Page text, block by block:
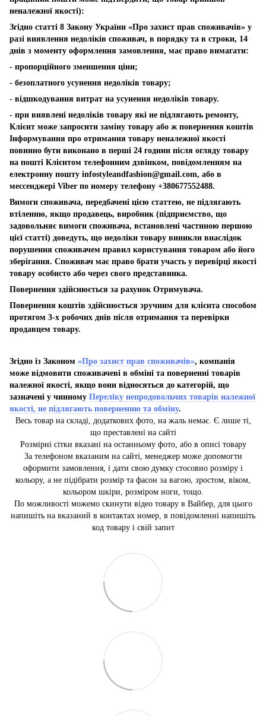
неналежної якості):
Згідно статті 8 Закону України «Про захист прав споживачів» у
разі виявлення недоліків споживач, в порядку та в строки, 14
днів з моменту оформлення замовлення, має право вимагати:
- пропорційного зменшення ціни;
- безоплатного усунення недоліків товару;
- відшкодування витрат на усунення недоліків товару.
- при виявлені недоліків товару які не підлягають ремонту,
Клієнт може запросити заміну товару або ж повернення коштів
Інформування про отримання товару неналежної якості
повинно бути виконано в перші 24 години після огляду товару
на пошті Клієнтом телефонним дзвінком, повідомленням на
електронну пошту infostyleandfashion@gmail.com, або в
мессенджері Viber по номеру телефону +380677552488.
Вимоги споживача, передбачені цією статтею, не підлягають
втіленню, якщо продавець, виробник (підприємство, що
задовольняє вимоги споживача, встановлені частиною першою
цієї статті) доведуть, що недоліки товару виникли внаслідок
порушення споживачем правил користування товаром або його
зберігання. Споживач має право брати участь у перевірці якості
товару особисто або через свого представника.
Повернення здійснюється за рахунок Отримувача.
Повернення коштів здійснюється зручним для клієнта способом
протягом 3-х робочих днів після отримання та перевірки
продавцем товару.
Згідно із Законом «Про захист прав споживачів», компанія
може відмовити споживачеві в обміні та поверненні товарів
належної якості, якщо вони відносяться до категорій, що
зазначені у чинному Переліку непродовольчих товарів належної
якості, не підлягають поверненню та обміну.
Весь товар на складі, додаткових фото, на жаль немає. Є лише ті,
що преставлені на сайті
Розмірні сітки вказані на останньому фото, або в описі товару
За телефоном вказаним на сайті, менеджер може допомогти
оформити замовлення, і дати свою думку стосовно розміру і
кольору, а не підібрати розмір та фасон за вагою, зростом, віком,
кольором шкіри, розміром ноги, тощо.
По можливості можемо скинути відео товару в Вайбер, для цього
напишіть на вказаний в контактах номер, в повідомленні напишіть
код товару і свій запит